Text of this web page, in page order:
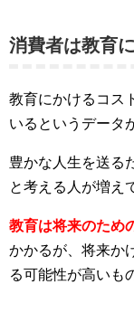
消費者は教育
教育にかけるコス
いるというデータ
豊かな人生を送る
と考える人が増え
教育は将来のため
かかるが、将来か
る可能性が高いも